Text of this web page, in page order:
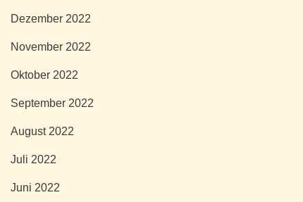
Dezember 2022
November 2022
Oktober 2022
September 2022
August 2022
Juli 2022
Juni 2022